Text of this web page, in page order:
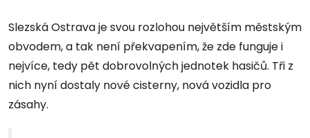
Slezská Ostrava je svou rozlohou největším městským
obvodem, a tak není překvapením, že zde funguje i
nejvíce, tedy pět dobrovolných jednotek hasičů. Tři z
nich nyní dostaly nové cisterny, nová vozidla pro
zásahy.